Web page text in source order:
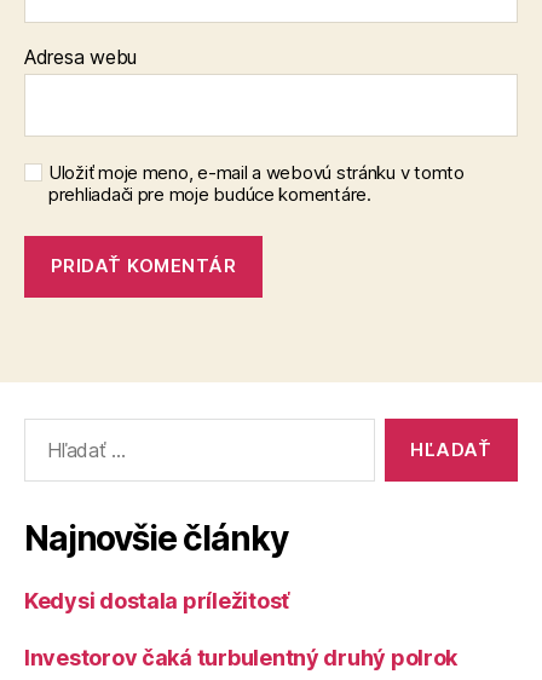
Adresa webu
Uložiť moje meno, e-mail a webovú stránku v tomto
prehliadači pre moje budúce komentáre.
Najnovšie články
Kedysi dostala príležitosť
Investorov čaká turbulentný druhý polrok